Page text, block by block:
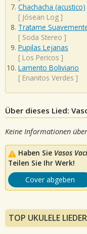
Chachacha (acustico)
[ Jósean Log ]
Tratame
[ Soda Stereo ]
Pupilas Lejanas
[ Los Pericos ]
Lamento Boliviano
[ Enanitos Verdes ]
Über dieses Lied:
Keine Informationen
Haben Sie Vasos
Teilen Sie Ihr Werk!
Cover abgeben
TOP UKULELE